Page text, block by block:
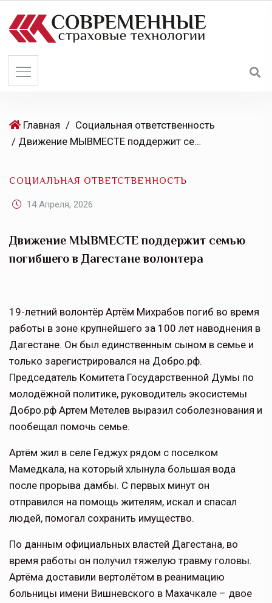
Главная / Социальная ответственность
/ Движение МЫВМЕСТЕ поддержит семью погибшего в Дагестане волонтера
СОЦИАЛЬНАЯ ОТВЕТСТВЕННОСТЬ
14 Апреля, 2026
Движение МЫВМЕСТЕ поддержит семью
погибшего в Дагестане волонтера
19-летний волонтёр Артём Михрабов погиб во время
работы в зоне крупнейшего за 100 лет наводнения в
Дагестане. Он был единственным сыном в семье и
только зарегистрировался на Добро.рф.
Председатель Комитета Государственной Думы по
молодёжной политике, руководитель экосистемы
Добро.рф Артем Метелев выразил соболезнования и
пообещал помочь семье.
Артём жил в селе Геджух рядом с поселком
Мамедкала, на который хлынула большая вода
после прорыва дамбы. С первых минут он
отправился на помощь жителям, искал и спасал
людей, помогал сохранить имущество.
По данным официальных властей Дагестана, во
время работы он получил тяжелую травму головы.
Артёма доставили вертолётом в реанимацию
больницы имени Вишневского в Махачкале – двое